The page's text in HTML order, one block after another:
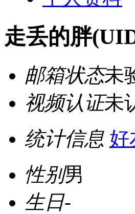
走丢的胖
邮箱状态未
视频认证未
统计信息 好
性别男
生日-